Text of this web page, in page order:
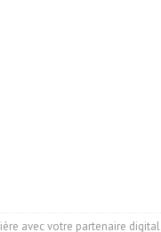
avec votre partenaire digital